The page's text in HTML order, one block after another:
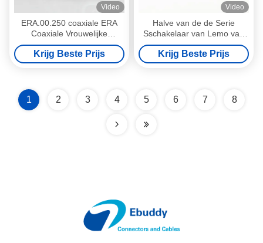
Video
ERA.00.250 coaxiale ERA
Coaxiale Vrouwelijke
Contactdoos van Lemo van
de Kabelschakelaar Mini 00
Krijg Beste Prijs
Video
Halve van de de Serie
Sschakelaar van Lemo van
de Maan Vrouwelijke
Contactdoos de ERA00s 0S
1S 50 IP Classificatie
Krijg Beste Prijs
1 2 3 4 5 6 7 8